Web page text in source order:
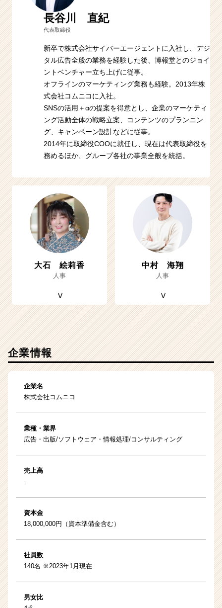
長谷川 直紀
代表取締役
新卒で株式会社サイバーエージェントに入社し、デジ
タル広告全般の業務を経験した後、博報堂とのジョイ
ントベンチャー立ち上げに従事。
オフラインのマーケティング業務も経験。2013年株
式会社コムニコに入社。
SNSの活用＋αの提案を得意とし、企業のマーケティ
ング活動全体の戦略立案、コンテンツのプランニン
グ、キャンペーン設計などに従事。
2014年に取締役COOに就任し、現在は代表取締役を
務めるほか、グループ各社の事業全般を統括。
大石 絵莉香
人事
中村 海翔
人事
企業情報
企業名
株式会社コムニコ
業種・業界
広告・出版/ソフトウェア・情報処理/コンサルティング
売上高
-
資本金
18,000,000円（資本準備金含む）
社員数
140名 ※2023年1月現在
男女比